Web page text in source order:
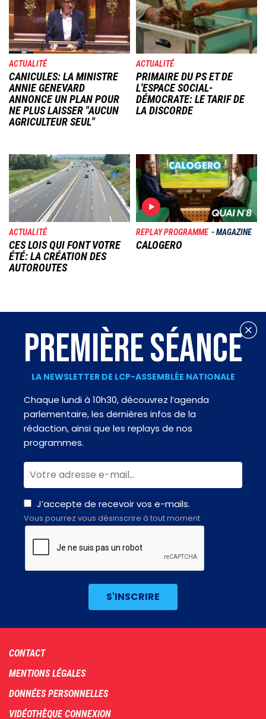
ACTUALITÉ
CANICULES: LA MINISTRE
ANNIE GENEVARD
ANNONCE UN PLAN POUR
NE PLUS LAISSER "AUCUN
AGRICULTEUR SEUL"
ACTUALITÉ
PRIMAIRE DU PS ET DE
L'ESPACE SOCIAL-
DÉMOCRATE: LE TARIF DE
LA DISCORDE
Image
ACTUALITÉ
CES LOIS QUI FONT VOTRE
ÉTÉ: LA CRÉATION DES
AUTOROUTES
Image
REPLAY PROGRAMME MAGAZINE
CALOGERO
PREMIÈRE SÉANCE
LA NEWSLETTER DE LCP-ASSEMBLÉE NATIONALE
Chaque lundi à 10h30, découvrez l’agenda
parlementaire, les dernières infos de la
rédaction, ainsi que les replays de nos
programmes.
J’accepte de recevoir vos e-mails.
Vous pourrez vous désinscrire à tout moment
Footer
menu
CONTACT
MENTIONS LÉGALES
DONNÉES PERSONNELLES
VIDÉOTHÈQUE CONNEXION